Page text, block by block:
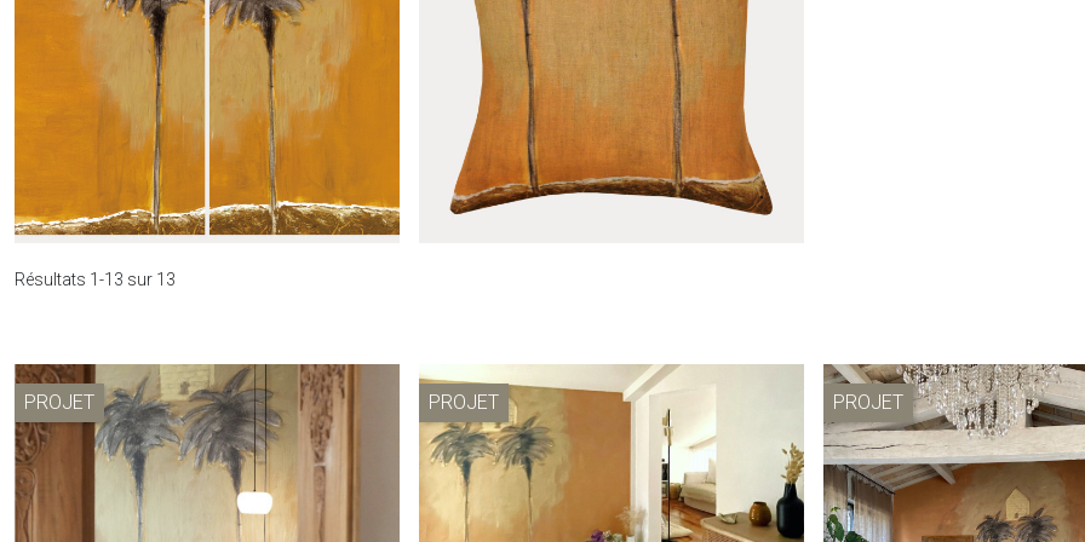
Trousse Le mirage Applique Le mirage
Rideau Le mirage Housse Le mirage
Résultats 1-13 sur 13
PROJET PROJET PROJET